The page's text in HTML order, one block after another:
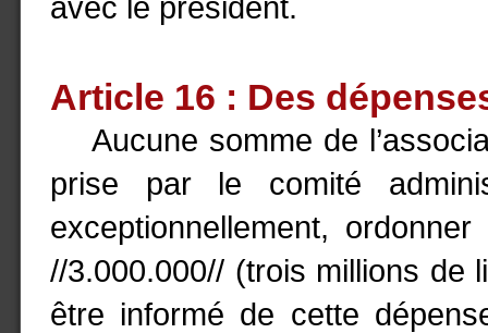
Article 16 : Des
Aucune somme de
prise par le comité
exceptionnellement,
//3.000.000// (trois millions de
être informé de cette